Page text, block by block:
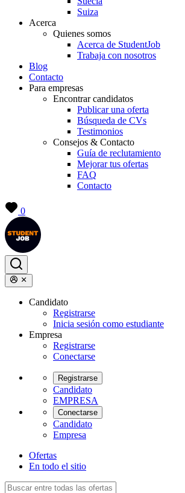
Suiza
Acerca
Quienes somos
Acerca de StudentJob
Trabaja con nosotros
Blog
Contacto
Para empresas
Encontrar candidatos
Publicar una oferta
Búsqueda de CVs
Testimonios
Consejos & Contacto
Guía de reclutamiento
Mejorar tus ofertas
FAQ
Contacto
0
Candidato
Registrarse
Inicia sesión como estudiante
Empresa
Registrarse
Conectarse
Registrarse
Candidato
EMPRESA
Conectarse
Candidato
Empresa
Ofertas
En todo el sitio